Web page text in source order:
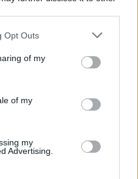
uses one or more Google
behaviour. You may click to
and its third-party tags to
purposes in below Google
Opt Outs
of my
of my
my
Advertising.
Gallura
segnalazioni,
al numero +39